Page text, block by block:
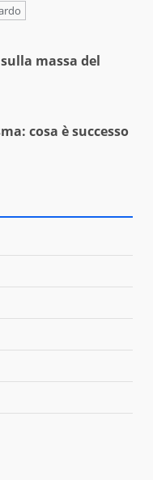
massa del
cosa è successo